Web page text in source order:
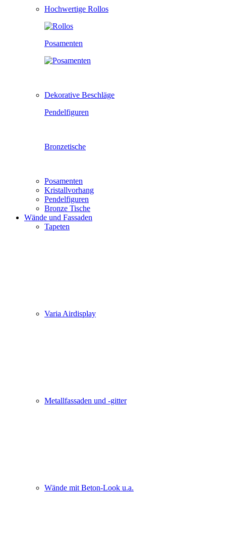
Hochwertige Rollos
Posamenten
Dekorative Beschläge
Pendelfiguren
Bronzetische
Posamenten
Kristallvorhang
Pendelfiguren
Bronze Tische
Wände und Fassaden
Tapeten
Varia Airdisplay
Metallfassaden und -gitter
Wände mit Beton-Look u.a.